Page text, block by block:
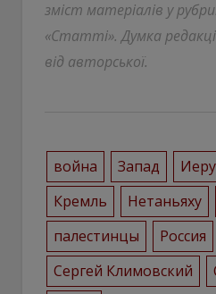
зміст матеріалів у
«Статті». Думка
від авторської.
война Запад
Кремль
Нетаньяху
палестинцы
Россия
Сергей Климовский